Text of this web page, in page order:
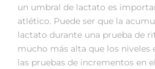
un umbral de lactato es
atlético. Puede ser que la
lactato durante una prueba de
mucho más alta que los niveles
las pruebas de incrementos en